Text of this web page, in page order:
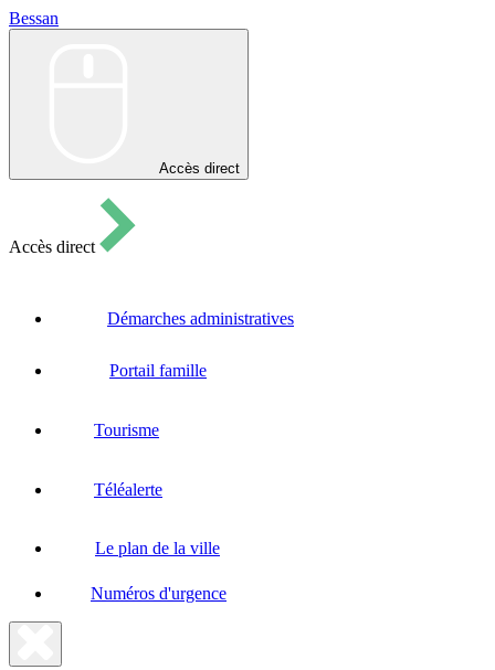
Bessan
Accès direct
Accès direct
Démarches administratives
Portail famille
Tourisme
Téléalerte
Le plan de la ville
Numéros d'urgence